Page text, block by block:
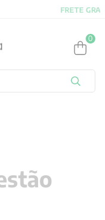
Aproveite
0